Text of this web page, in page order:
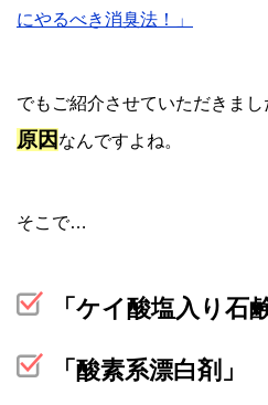
にやるべき消臭法！」
でもご紹介させていただきま
原因 なんですよね。
そこで…
「ケイ酸塩入り石鹸
「酸素系漂白剤」